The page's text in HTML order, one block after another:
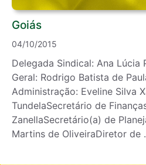
Goiás
04/10/2015
Delegada Sindical: Ana Lúcia
Geral: Rodrigo Batista de
Administração: Eveline Silva
TundelaSecretário de
ZanellaSecretário(a) de
Martins de OliveiraDiretor de